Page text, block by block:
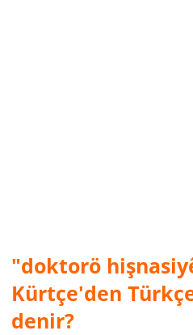
"doktorö
Kürtçe'den
denir?